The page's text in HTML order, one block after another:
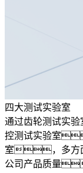
四大测试实验室
通过齿轮测试
控测试实验室
室，多方
公司产品质量